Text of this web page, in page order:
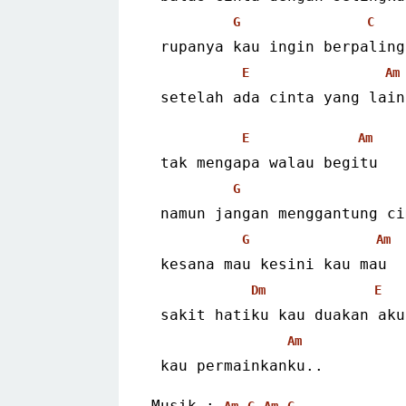
G C
rupanya kau ingin berpaling
E Am
setelah ada cinta yang
E Am
tak mengapa walau begitu
G
namun jangan menggantung
G Am
kesana mau kesini kau mau
Dm E
sakit hatiku kau duakan
Am
kau permainkanku..